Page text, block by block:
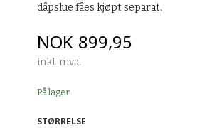
dåpslue fåes kjøpt separat.
Pris
NOK 899,95
inkl. mva.
På lager
STØRRELSE